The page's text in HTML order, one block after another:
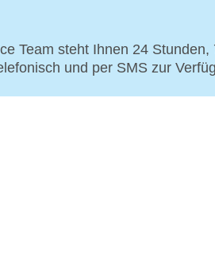
Team steht Ihnen 24 Stunden,
und per SMS zur